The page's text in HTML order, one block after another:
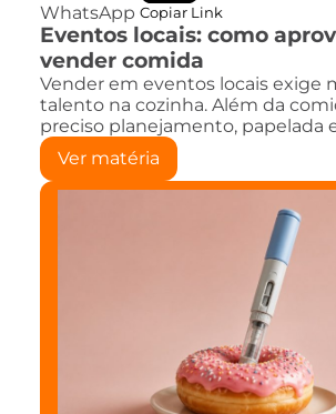
WhatsApp Copiar Link
Eventos locais: como
vender comida
Vender em eventos locais exige
talento na cozinha. Além da
preciso planejamento, papelada
Ver matéria